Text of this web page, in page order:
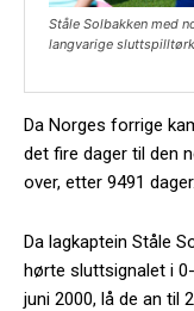
Ståle Solbakken med
langvarige
Da Norges forrige
det fire dager til den
over, etter 9491 dager.
Da lagkaptein Ståle
hørte sluttsignalet i
juni 2000, lå de an til